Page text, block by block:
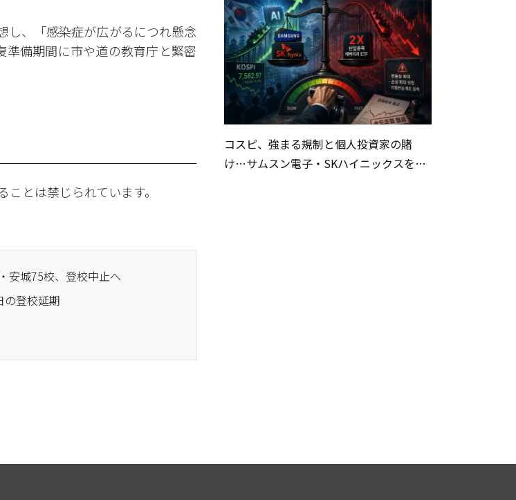
し、「感染症が広がるにつれ懸念
備期間に市や道の教育庁と緊密
とは禁じられています。
安城75校、登校中止へ
の登校延期
コスピ、強まる規制と個人投資家の賭
け…サムスン電子・SKハイニックスを巡